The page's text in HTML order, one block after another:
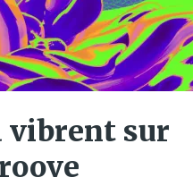
vibrent sur